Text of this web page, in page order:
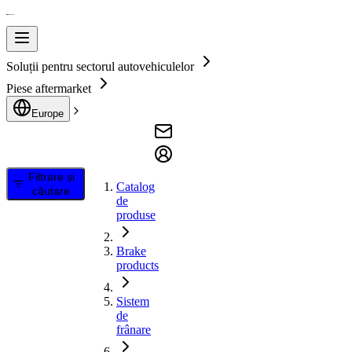
Soluții pentru sectorul autovehiculelor
Piese aftermarket
Europe
Filtrare și
căutare
Catalog
de
produse
Brake
products
Sistem
de
frânare